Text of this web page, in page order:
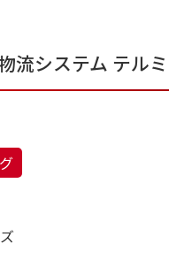
流システム テル